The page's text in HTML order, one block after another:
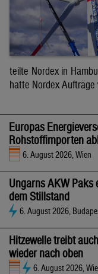
teilte Nordex in
hatte Nordex
Europas
Rohstoffimporten
6. August 2026, Wien
Ungarns AKW Paks
dem Stillstand
6. August 2026,
Hitzewelle treibt
wieder nach oben
6. August 2026,